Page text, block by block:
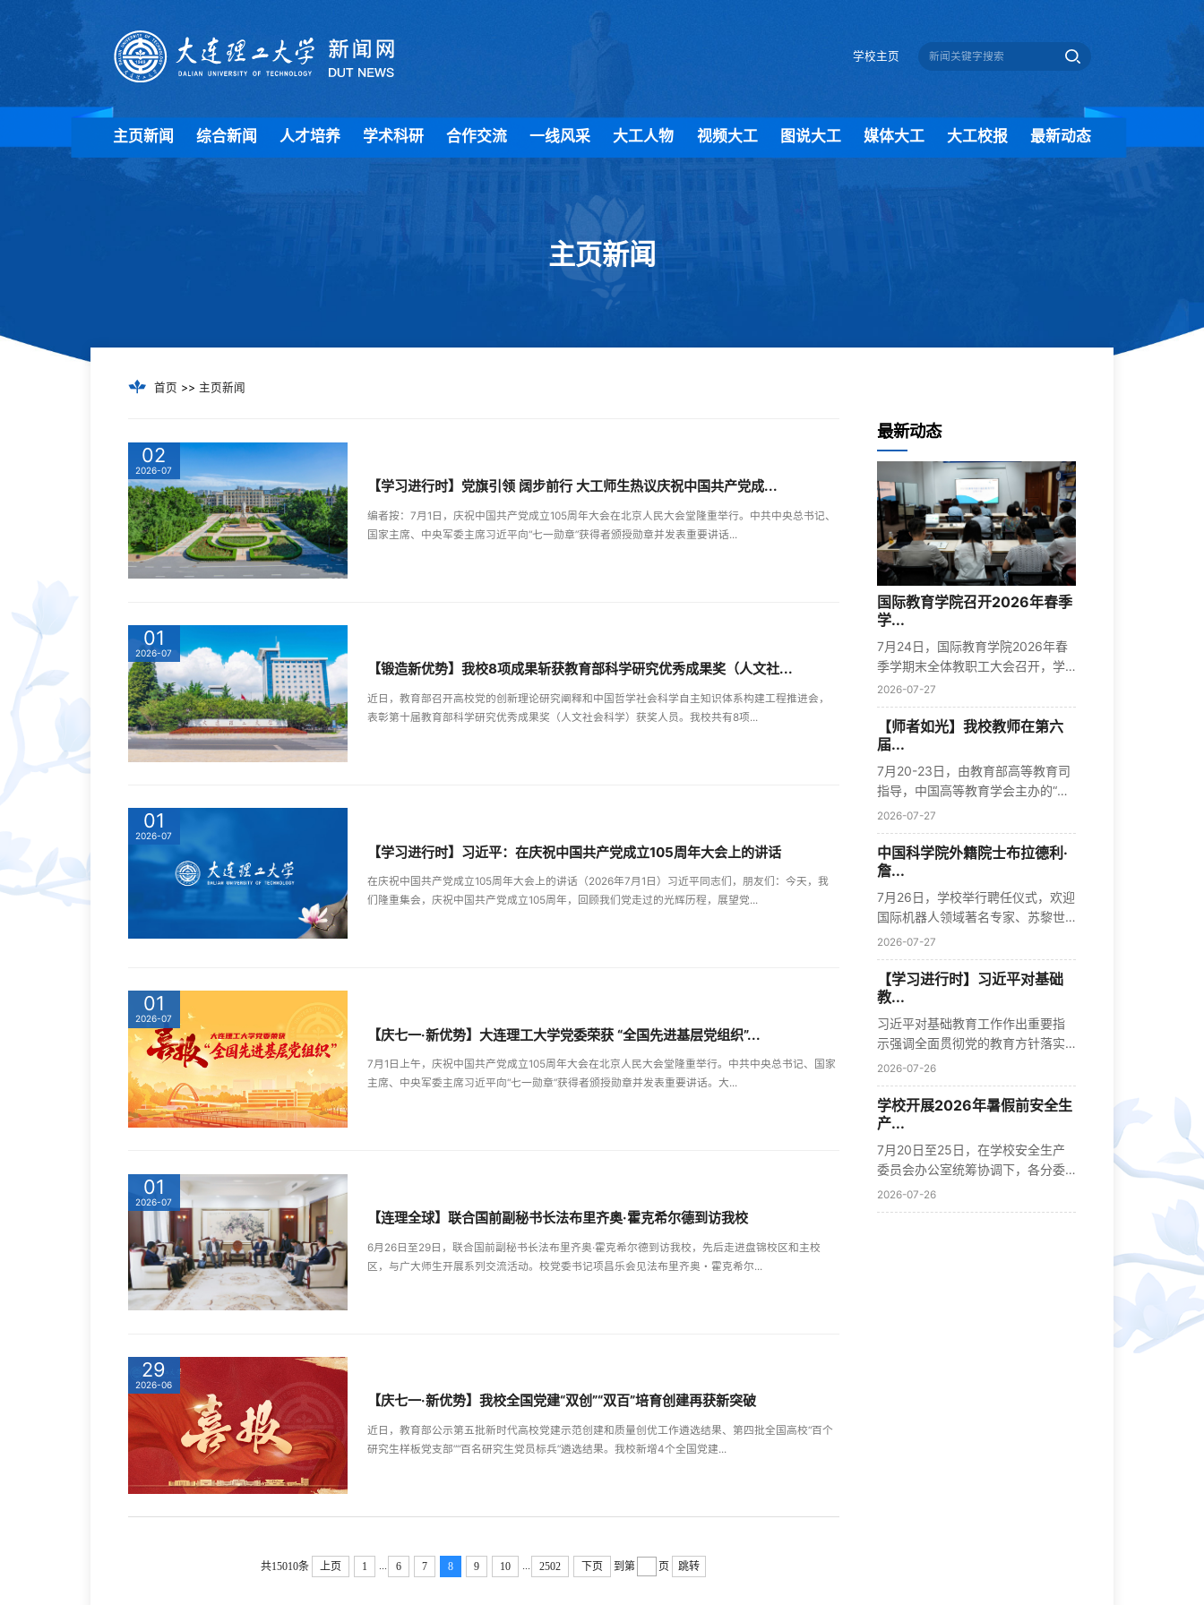
学校主页
主页新闻 综合新闻 人才培养 学术科研 合作交流 一线风采 大工人物 视频大工 图说大工 媒体大工 大工校报 最新动态
主页新闻
首页 >> 主页新闻
02
2026-07
【学习进行时】党旗引领 阔步前行 大工师生热议庆祝中国共产党成...
编者按：7月1日，庆祝中国共产党成立105周年大会在北京人民大会堂隆重举行。中共中央总书记、
国家主席、中央军委主席习近平向“七一勋章”获得者颁授勋章并发表重要讲话...
01
2026-07
【锻造新优势】我校8项成果斩获教育部科学研究优秀成果奖（人文社...
近日，教育部召开高校党的创新理论研究阐释和中国哲学社会科学自主知识体系构建工程推进会，
表彰第十届教育部科学研究优秀成果奖（人文社会科学）获奖人员。我校共有8项...
01
2026-07
【学习进行时】习近平：在庆祝中国共产党成立105周年大会上的讲话
在庆祝中国共产党成立105周年大会上的讲话（2026年7月1日）习近平同志们，朋友们：今天，我
们隆重集会，庆祝中国共产党成立105周年，回顾我们党走过的光辉历程，展望党...
01
2026-07
【庆七一·新优势】大连理工大学党委荣获 “全国先进基层党组织”...
7月1日上午，庆祝中国共产党成立105周年大会在北京人民大会堂隆重举行。中共中央总书记、国家
主席、中央军委主席习近平向“七一勋章”获得者颁授勋章并发表重要讲话。大...
01
2026-07
【连理全球】联合国前副秘书长法布里齐奥·霍克希尔德到访我校
6月26日至29日，联合国前副秘书长法布里齐奥·霍克希尔德到访我校，先后走进盘锦校区和主校
区，与广大师生开展系列交流活动。校党委书记项昌乐会见法布里齐奥・霍克希尔...
29
2026-06
【庆七一·新优势】我校全国党建“双创”“双百”培育创建再获新突破
近日，教育部公示第五批新时代高校党建示范创建和质量创优工作遴选结果、第四批全国高校“百个
研究生样板党支部”“百名研究生党员标兵”遴选结果。我校新增4个全国党建...
共15010条 上页 1 ... 6 7 8 9 10 ... 2502 下页 到第 页 跳转
最新动态
国际教育学院召开2026年春季
学...
7月24日，国际教育学院2026年春
季学期末全体教职工大会召开，学
院领导班...
2026-07-27
【师者如光】我校教师在第六
届...
7月20-23日，由教育部高等教育司
指导，中国高等教育学会主办的“第
六届...
2026-07-27
中国科学院外籍院士布拉德利·
詹...
7月26日，学校举行聘任仪式，欢迎
国际机器人领域著名专家、苏黎世
联邦理...
2026-07-27
【学习进行时】习近平对基础
教...
习近平对基础教育工作作出重要指
示强调全面贯彻党的教育方针落实
立德树...
2026-07-26
学校开展2026年暑假前安全生
产...
7月20日至25日，在学校安全生产
委员会办公室统筹协调下，各分委
会依据职...
2026-07-26